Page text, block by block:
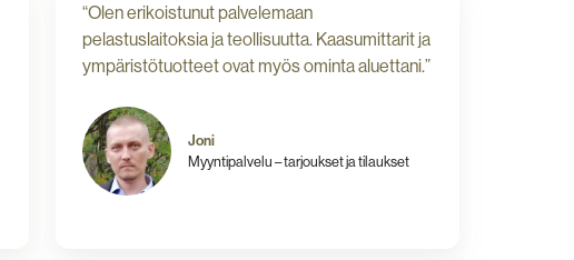
“Olen erikoistunut palvelemaan
pelastuslaitoksia ja teollisuutta. Kaasumittarit ja
ympäristötuotteet ovat myös ominta aluettani.”
Joni
Myyntipalvelu – tarjoukset ja tilaukset